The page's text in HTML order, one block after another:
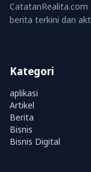
CatatanRealita.com
berita terkini dan
Kategori
aplikasi
Artikel
Berita
Bisnis
Bisnis Digital